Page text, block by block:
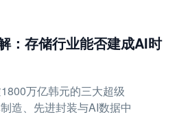
：存储行业能否建成AI时
万亿韩元的三大超级
造、先进封装与AI数据中